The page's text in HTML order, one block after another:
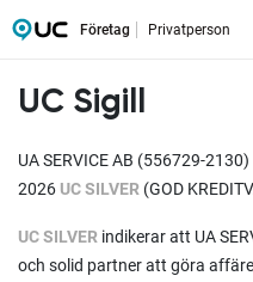
Företag Privatperson
UC Sigill
UA SERVICE AB (556729-
2026 UC SILVER (GOD
UC SILVER indikerar att UA
och solid partner att göra